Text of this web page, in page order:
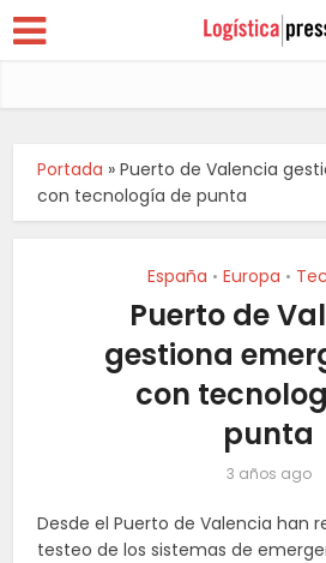
Portada »Puerto de Valencia
con tecnología de punta
España • Europa •
Puerto de
gestiona
con
punta
3 años ago
Desde el Puerto de Valencia han
testeo de los sistemas de